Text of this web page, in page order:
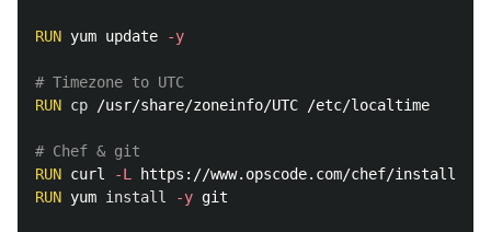
RUN yum update -y
# Timezone to UTC
RUN cp /usr/share/zoneinfo/UTC /etc/localtime
# Chef & git
RUN curl
-L
RUN yum install -y git